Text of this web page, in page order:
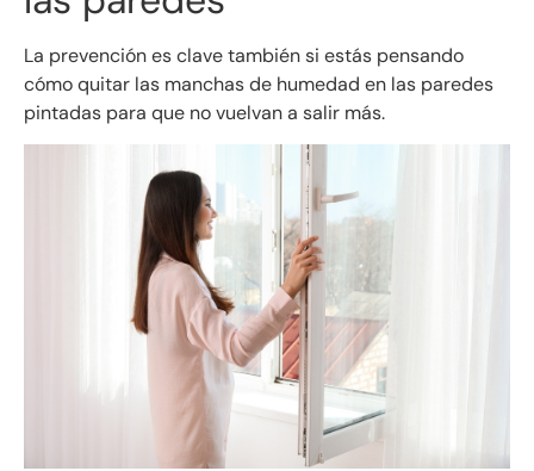
La prevención es clave también si estás pensando
cómo quitar las manchas de humedad en las paredes
pintadas para que no vuelvan a salir más.